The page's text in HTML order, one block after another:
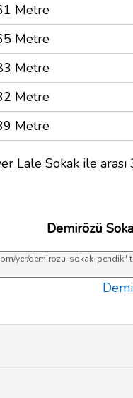
Metre
Metre
Metre
Metre
Metre
Lale Sokak ile arası
Demirözü